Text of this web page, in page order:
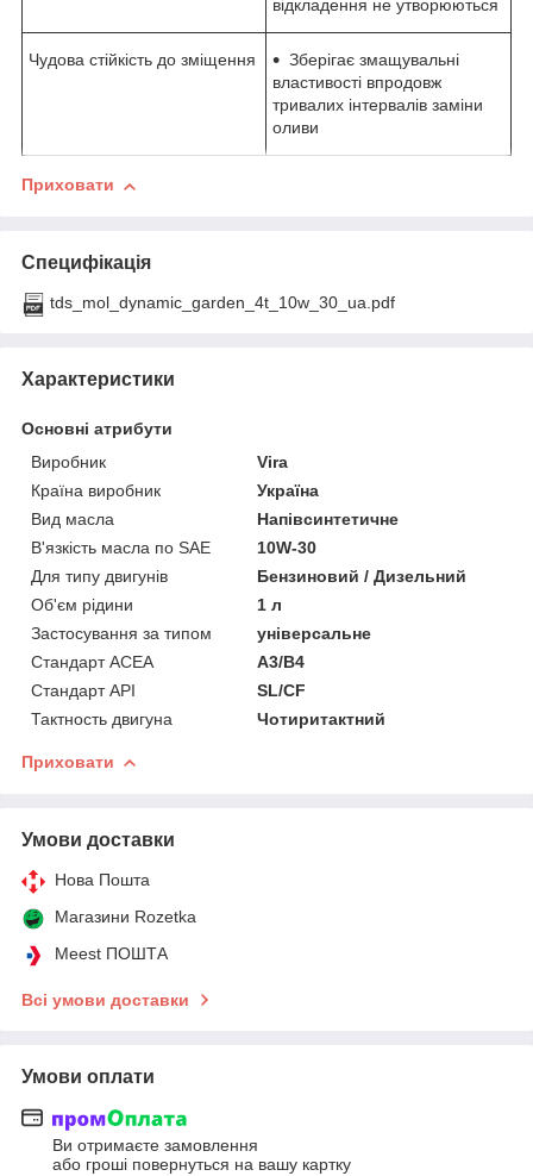
відкладення не утворюються
Чудова стійкість до зміщення
Зберігає змащувальні
властивості впродовж
тривалих інтервалів заміни
оливи
Приховати
Специфікація
tds_mol_dynamic_garden_4t_10w_30_ua.pdf
Характеристики
Основні атрибути
Виробник
Vira
Країна виробник
Україна
Вид масла
Напівсинтетичне
В'язкість масла по SAE
10W-30
Для типу двигунів
Бензиновий / Дизельний
Об'єм рідини
1 л
Застосування за типом
універсальне
Стандарт ACEA
A3/B4
Стандарт API
SL/CF
Тактность двигуна
Чотиритактний
Приховати
Умови доставки
Нова Пошта
Магазини Rozetka
Meest ПОШТА
Всі умови доставки
Умови оплати
Ви отримаєте замовлення
або гроші повернуться на вашу картку